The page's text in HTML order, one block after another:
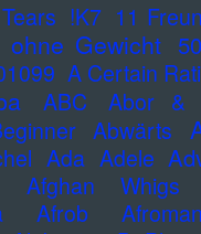
!K7 11
ohne Gewicht
A Certain
ABC
Abor &
Abwärts
Ada Adele
Afghan Whigs
Afrob Afroman